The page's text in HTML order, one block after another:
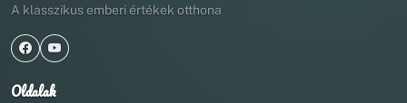
A klasszikus emberi értékek otthona
Oldalak